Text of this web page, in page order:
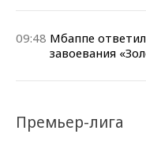
09:48 Мбаппе
завоевания
Премьер-лига